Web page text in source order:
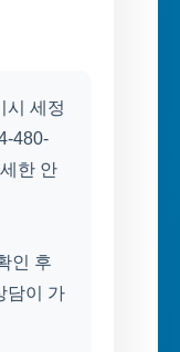
시 세정
480-
한 안
인 후
담이 가